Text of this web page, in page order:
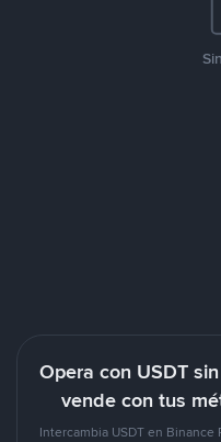
Opera con USDT
vende con tus
Intercambia USDT en